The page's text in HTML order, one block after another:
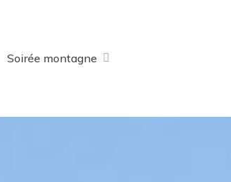
Soirée montagne